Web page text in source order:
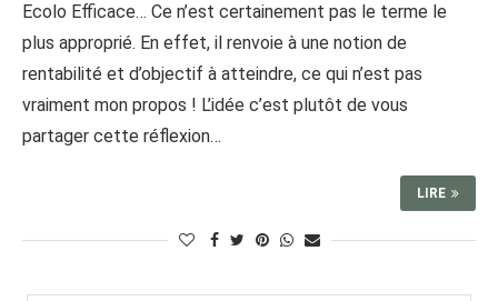
Ecolo Efficace… Ce n’est certainement pas le terme le
plus approprié. En effet, il renvoie à une notion de
rentabilité et d’objectif à atteindre, ce qui n’est pas
vraiment mon propos ! L’idée c’est plutôt de vous
partager cette réflexion…
LIRE